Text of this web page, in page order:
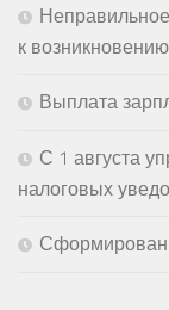
к
Выплата
С 1 августа
налоговых
Сформирован